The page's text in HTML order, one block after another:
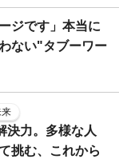
ジです」本当に
ない"タブーワー
決力。多様な人
挑む、これから